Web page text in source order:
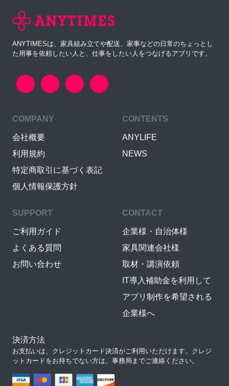
ANYTIMESは、家具組み立てや配送、家事などの日常のちょっとし
た用事を依頼したい人と、仕事をしたい人をつなげるアプリです。
COMPANY
会社概要
利用規約
特定商取引に基づく表記
個人情報保護方針
CONTENTS
ANYLIFE
NEWS
SUPPORT
ご利用ガイド
よくある質問
お問い合わせ
CONTACT
企業様・自治体様
家具関連会社様
取材・講演依頼
IT導入補助金を利用して
アプリ制作を希望される
企業様へ
決済方法
お支払いは、クレジットカード決済がご利用いただけます。クレジ
ットカードをお持ちでない方は、事務局までご連絡ください。